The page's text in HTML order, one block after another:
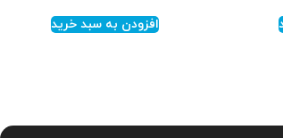
افزودن به سبد خرید